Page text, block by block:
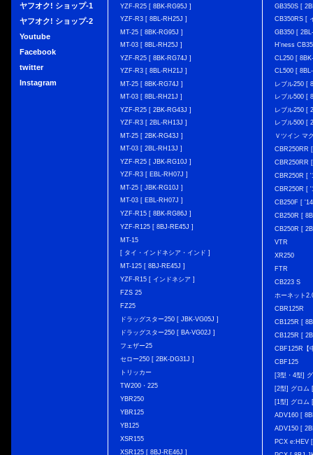
ヤフオク! ショップ-1
ヤフオク! ショップ-2
Youtube
Facebook
twitter
Instagram
YZF-R25 [ 8BK-RG95J ]
YZF-R3 [ 8BL-RH25J ]
MT-25 [ 8BK-RG95J ]
MT-03 [ 8BL-RH25J ]
YZF-R25 [ 8BK-RG74J ]
YZF-R3 [ 8BL-RH21J ]
MT-25 [ 8BK-RG74J ]
MT-03 [ 8BL-RH21J ]
YZF-R25 [ 2BK-RG43J ]
YZF-R3 [ 2BL-RH13J ]
MT-25 [ 2BK-RG43J ]
MT-03 [ 2BL-RH13J ]
YZF-R25 [ JBK-RG10J ]
YZF-R3 [ EBL-RH07J ]
MT-25 [ JBK-RG10J ]
MT-03 [ EBL-RH07J ]
YZF-R15 [ 8BK-RG86J ]
YZF-R125 [ 8BJ-RE45J ]
MT-15
[ タイ・インドネシア・インド ]
MT-125 [ 8BJ-RE45J ]
YZF-R15 [ インドネシア ]
FZS 25
FZ25
ドラッグスター250 [ JBK-VG05J ]
ドラッグスター250 [ BA-VG02J ]
フェザー25
セロー250 [ 2BK-DG31J ]
トリッカー
TW200・225
YBR250
YBR125
YB125
XSR155
XSR125 [ 8BJ-RE46J ]
GB350S [
CB350RS [
GB350 [
H'ness
CL250 [
CL500 [
レブル250 [
レブル500 [
レブル250 [
レブル500 [
Ｖツイン マ
CBR250RR
CBR250RR
CBR250R [
CBR250R [
CB250F [
CB250R [
CB250R [
VTR
XR250
FTR
CB223 S
ホーネット
CBR125R
CB125R [
CB125R [
CBF125R【
CBF125
[3型・4型]
[2型] グロム
[1型] グロム
ADV160 [
ADV150 [
PCX e:HEV